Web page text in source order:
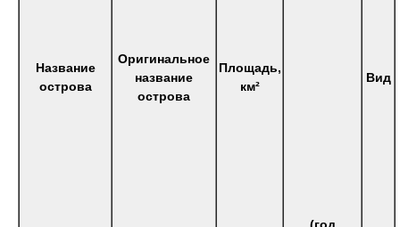
название
острова
Площадь,